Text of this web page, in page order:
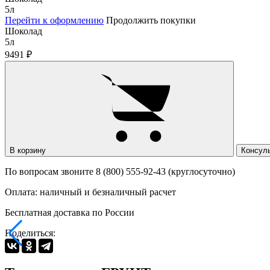
5л
Перейти к оформлению Продолжить покупки
Шоколад
5л
9491 ₽
В корзину
По вопросам звоните 8 (800) 555-92-43 (круглосуточно)
Оплата: наличный и безналичный расчет
Бесплатная доставка по России
Поделиться: